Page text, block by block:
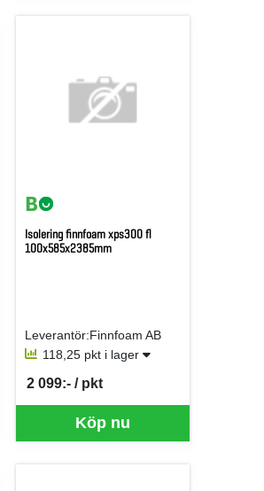
Isolering finnfoam xps300 fl
100x585x2385mm
Leverantör:Finnfoam AB
118,25 pkt i lager
Köp nu
2 099:- / pkt
SEK per PKT